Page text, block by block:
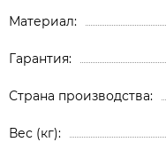
Материал
Гарантия
Страна производства
Вес (кг)